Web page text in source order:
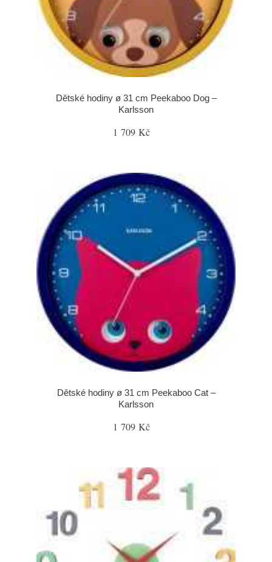
Dětské hodiny ø 31 cm Peekaboo Dog –
Karlsson
1 709 Kč
Dětské hodiny ø 31 cm Peekaboo Cat –
Karlsson
1 709 Kč